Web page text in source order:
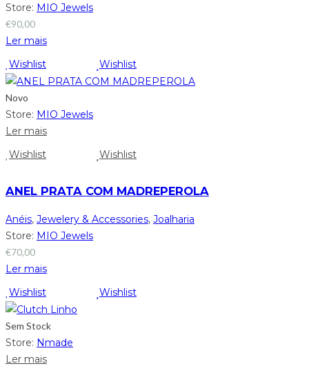
Store: MIO Jewels
€90,00
Ler mais
Wishlist
Wishlist
Novo
Store: MIO Jewels
Ler mais
Wishlist
Wishlist
ANEL PRATA COM MADREPEROLA
Anéis, Jewelery & Accessories, Joalharia
Store: MIO Jewels
€70,00
Ler mais
Wishlist
Wishlist
Sem Stock
Store: Nmade
Ler mais